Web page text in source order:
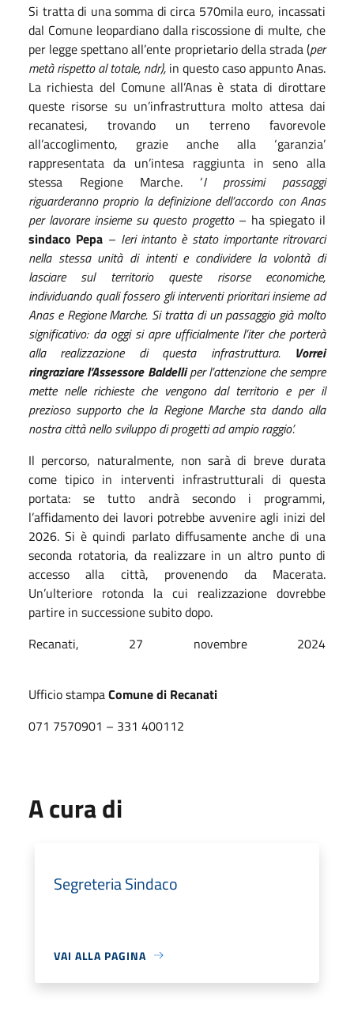
Si tratta di una somma di circa 570mila euro, incassati
dal Comune leopardiano dalla riscossione di multe, che
per legge spettano all’ente proprietario della strada (per
metà rispetto al totale, ndr), in questo caso appunto Anas.
La richiesta del Comune all’Anas è stata di dirottare
queste risorse su un’infrastruttura molto attesa dai
recanatesi, trovando un terreno favorevole
all’accoglimento, grazie anche alla ‘garanzia’
rappresentata da un’intesa raggiunta in seno alla
stessa Regione Marche. ‘I prossimi passaggi
riguarderanno proprio la definizione dell’accordo con Anas
per lavorare insieme su questo progetto– ha spiegato il
sindaco Pepa – Ieri intanto è stato importante ritrovarci
nella stessa unità di intenti e condividere la volontà di
lasciare sul territorio queste risorse economiche,
individuando quali fossero gli interventi prioritari insieme ad
Anas e Regione Marche. Si tratta di un passaggio già molto
significativo: da oggi si apre ufficialmente l’iter che porterà
alla realizzazione di questa infrastruttura. Vorrei
ringraziare l’Assessore Baldelliper l’attenzione che sempre
mette nelle richieste che vengono dal territorio e per il
prezioso supporto che la Regione Marche sta dando alla
nostra città nello sviluppo di progetti ad ampio raggio’.
Il percorso, naturalmente, non sarà di breve durata
come tipico in interventi infrastrutturali di questa
portata: se tutto andrà secondo i programmi,
l’affidamento dei lavori potrebbe avvenire agli inizi del
2026. Si è quindi parlato diffusamente anche di una
seconda rotatoria, da realizzare in un altro punto di
accesso alla città, provenendo da Macerata.
Un’ulteriore rotonda la cui realizzazione dovrebbe
partire in successione subito dopo.
Recanati, 27 novembre 2024
Ufficio stampaComune di Recanati
071 7570901 – 331 400112
A cura di
Segreteria Sindaco
VAI ALLA PAGINA